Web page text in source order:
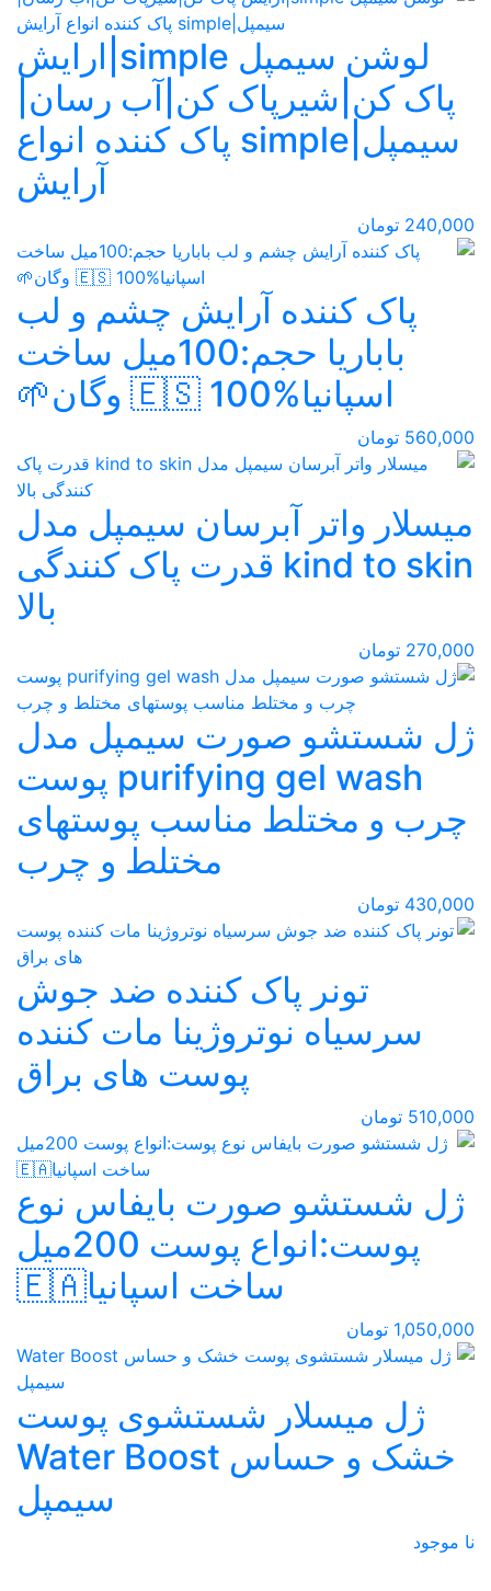
لوشن سیمپل simple|ارایش
پاک کن|شیرپاک کن|آب رسان|
سیمپل|simple پاک کننده انواع
آرایش
240,000 تومان
پاک کننده آرایش چشم و لب
باباریا حجم:100میل ساخت
اسپانیا🇪🇸 100% وگان🌱
560,000 تومان
میسلار واتر آبرسان سیمپل مدل
kind to skin قدرت پاک کنندگی
بالا
270,000 تومان
ژل شستشو صورت سیمپل مدل
purifying gel wash پوست
چرب و مختلط مناسب پوستهای
مختلط و چرب
430,000 تومان
تونر پاک کننده ضد جوش
سرسیاه نوتروژینا مات کننده
پوست های براق
510,000 تومان
ژل شستشو صورت بایفاس نوع
پوست:انواع پوست 200میل
ساخت اسپانیا🇪🇦
1,050,000 تومان
ژل میسلار شستشوی پوست
خشک و حساس Water Boost
سیمپل
نا موجود